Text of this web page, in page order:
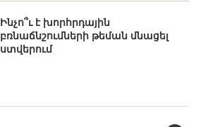
Ինչո՞ւ է խորհրդային
բռնաճնշումների թեման մնացել
ստվերում